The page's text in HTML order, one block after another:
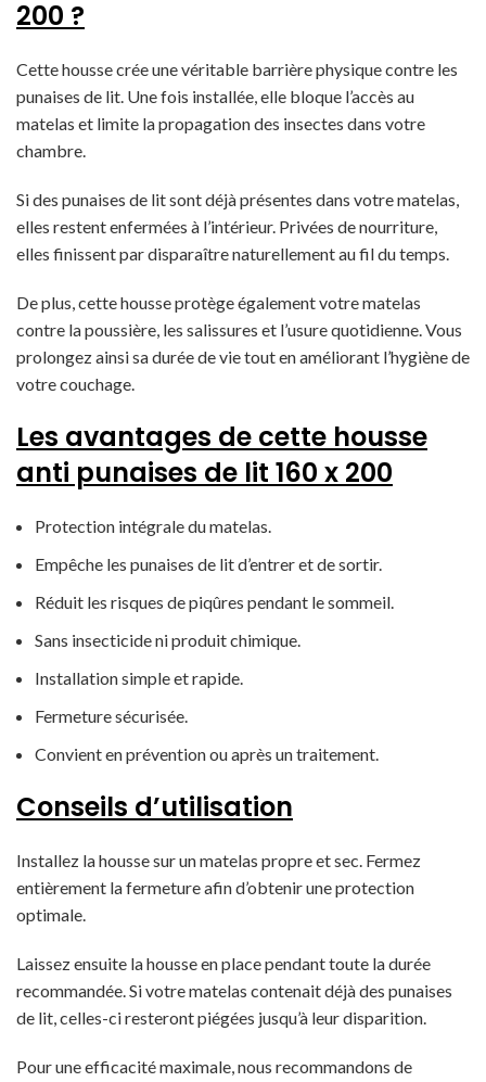
200 ?
Cette housse crée une véritable barrière physique contre les
punaises de lit. Une fois installée, elle bloque l’accès au
matelas et limite la propagation des insectes dans votre
chambre.
Si des punaises de lit sont déjà présentes dans votre matelas,
elles restent enfermées à l’intérieur. Privées de nourriture,
elles finissent par disparaître naturellement au fil du temps.
De plus, cette housse protège également votre matelas
contre la poussière, les salissures et l’usure quotidienne. Vous
prolongez ainsi sa durée de vie tout en améliorant l’hygiène de
votre couchage.
Les avantages de cette housse
anti punaises de lit 160 x 200
Protection intégrale du matelas.
Empêche les punaises de lit d’entrer et de sortir.
Réduit les risques de piqûres pendant le sommeil.
Sans insecticide ni produit chimique.
Installation simple et rapide.
Fermeture sécurisée.
Convient en prévention ou après un traitement.
Conseils d’utilisation
Installez la housse sur un matelas propre et sec. Fermez
entièrement la fermeture afin d’obtenir une protection
optimale.
Laissez ensuite la housse en place pendant toute la durée
recommandée. Si votre matelas contenait déjà des punaises
de lit, celles-ci resteront piégées jusqu’à leur disparition.
Pour une efficacité maximale, nous recommandons de